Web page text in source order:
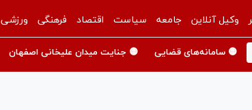
وکیل آنلاین جامعه سیاست اقتصاد فرهنگی ورزشی
🟡 سامانه‌های قضایی 🟡 جنایت میدان علیخانی اصفهان